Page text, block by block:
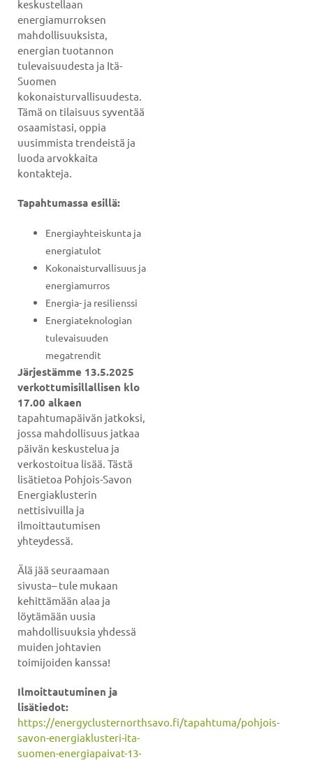
keskustellaan
energiamurroksen
mahdollisuuksista,
energian tuotannon
tulevaisuudesta ja Itä-
Suomen
kokonaisturvallisuudesta.
Tämä on tilaisuus syventää
osaamistasi, oppia
uusimmista trendeistä ja
luoda arvokkaita
kontakteja.
Tapahtumassa esillä:
Energiayhteiskunta ja
energiatulot
Kokonaisturvallisuus ja
energiamurros
Energia- ja resilienssi
Energiateknologian
tulevaisuuden
megatrendit
Järjestämme 13.5.2025
verkottumisillallisen klo
17.00 alkaen
tapahtumapäivän jatkoksi,
jossa mahdollisuus jatkaa
päivän keskustelua ja
verkostoitua lisää. Tästä
lisätietoa Pohjois-Savon
Energiaklusterin
nettisivuilla ja
ilmoittautumisen
yhteydessä.
Älä jää seuraamaan
sivusta– tule mukaan
kehittämään alaa ja
löytämään uusia
mahdollisuuksia yhdessä
muiden johtavien
toimijoiden kanssa!
Ilmoittautuminen ja
lisätiedot:
https://energyclusternorthsavo.fi/tapahtuma/pohjois-
savon-energiaklusteri-ita-
suomen-energiapaivat-13-